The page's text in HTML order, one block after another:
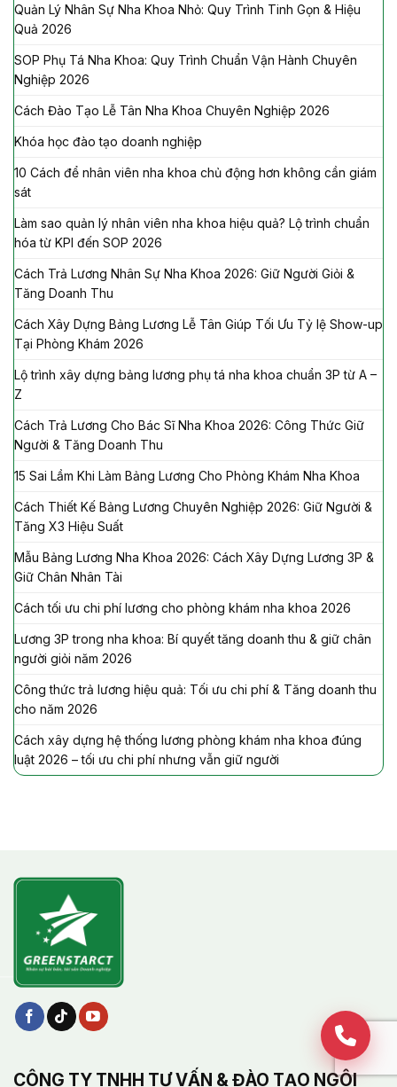
Quản Lý Nhân Sự Nha Khoa Nhỏ: Quy Trình Tinh Gọn & Hiệu
Quả 2026
SOP Phụ Tá Nha Khoa: Quy Trình Chuẩn Vận Hành Chuyên
Nghiệp 2026
Cách Đào Tạo Lễ Tân Nha Khoa Chuyên Nghiệp 2026
Khóa học đào tạo doanh nghiệp
10 Cách để nhân viên nha khoa chủ động hơn không cần giám
sát
Làm sao quản lý nhân viên nha khoa hiệu quả? Lộ trình chuẩn
hóa từ KPI đến SOP 2026
Cách Trả Lương Nhân Sự Nha Khoa 2026: Giữ Người Giỏi &
Tăng Doanh Thu
Cách Xây Dựng Bảng Lương Lễ Tân Giúp Tối Ưu Tỷ lệ Show-up
Tại Phòng Khám 2026
Lộ trình xây dựng bảng lương phụ tá nha khoa chuẩn 3P từ A –
Z
Cách Trả Lương Cho Bác Sĩ Nha Khoa 2026: Công Thức Giữ
Người & Tăng Doanh Thu
15 Sai Lầm Khi Làm Bảng Lương Cho Phòng Khám Nha Khoa
Cách Thiết Kế Bảng Lương Chuyên Nghiệp 2026: Giữ Người &
Tăng X3 Hiệu Suất
Mẫu Bảng Lương Nha Khoa 2026: Cách Xây Dựng Lương 3P &
Giữ Chân Nhân Tài
Cách tối ưu chi phí lương cho phòng khám nha khoa 2026
Lương 3P trong nha khoa: Bí quyết tăng doanh thu & giữ chân
người giỏi năm 2026
Công thức trả lương hiệu quả: Tối ưu chi phí & Tăng doanh thu
cho năm 2026
Cách xây dựng hệ thống lương phòng khám nha khoa đúng
luật 2026 – tối ưu chi phí nhưng vẫn giữ người
CÔNG TY TNHH TƯ VẤN & ĐÀO TẠO NGÔI